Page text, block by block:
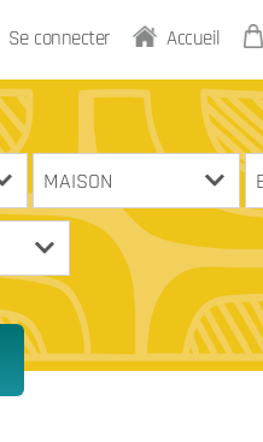
Se connecter Accueil